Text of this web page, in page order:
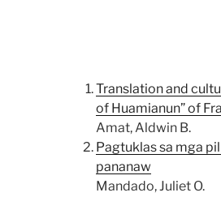
Translation and
of Huamianun” of
Amat, Aldwin B.
Pagtuklas sa mga
pananaw
Mandado, Juliet O.